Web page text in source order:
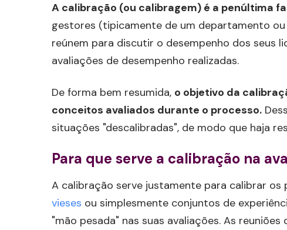
A calibração (ou calibragem) é a penúltima
gestores (tipicamente de um departamento
reúnem para discutir o desempenho dos seus
avaliações de desempenho realizadas.
De forma bem resumida, o objetivo da
conceitos avaliados durante o processo.
situações "descalibradas", de modo que haja
Para que serve a calibração na
A calibração serve justamente para calibrar
vieses ou simplesmente conjuntos de
"mão pesada" nas suas avaliações. As